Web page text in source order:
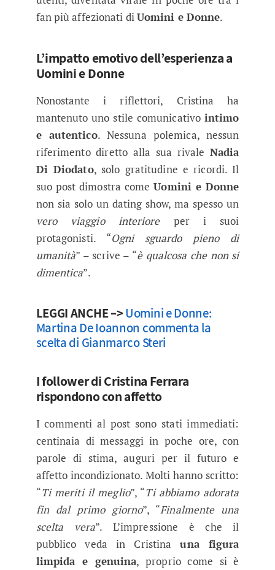
fan più affezionati diUomini e Donne.
L’impatto emotivo dell’esperienza a
Uomini e Donne
Nonostante i riflettori, Cristina ha
mantenuto uno stile comunicativo intimo
e autentico. Nessuna polemica, nessun
riferimento diretto alla sua rivale Nadia
Di Diodato, solo gratitudine e ricordi. Il
suo post dimostra comeUomini e Donne
non sia solo un dating show, ma spesso un
vero viaggio interioreper i suoi
protagonisti. “Ogni sguardo pieno di
umanità” – scrive – “è qualcosa che non si
dimentica”.
LEGGI ANCHE –>Uomini e Donne:
Martina De Ioannon commenta la
scelta di Gianmarco Steri
I follower di Cristina Ferrara
rispondono con affetto
I commenti al post sono stati immediati:
centinaia di messaggi in poche ore, con
parole di stima, auguri per il futuro e
affetto incondizionato. Molti hanno scritto:
“Ti meriti il meglio”, “Ti abbiamo adorata
fin dal primo giorno”, “Finalmente una
scelta vera”. L’impressione è che il
pubblico veda in Cristinauna figura
limpida e genuina, proprio come si è